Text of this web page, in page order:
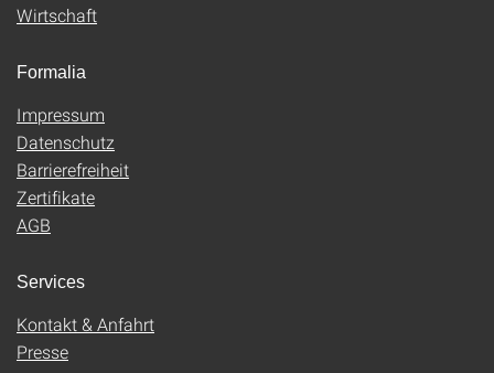
Wirtschaft
Formalia
Impressum
Datenschutz
Barrierefreiheit
Zertifikate
AGB
Services
Kontakt & Anfahrt
Presse